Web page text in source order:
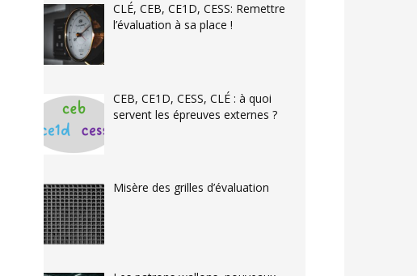
CLÉ, CEB, CE1D, CESS: Remettre
l’évaluation à sa place !
CEB, CE1D, CESS, CLÉ : à quoi
servent les épreuves externes ?
Misère des grilles d’évaluation